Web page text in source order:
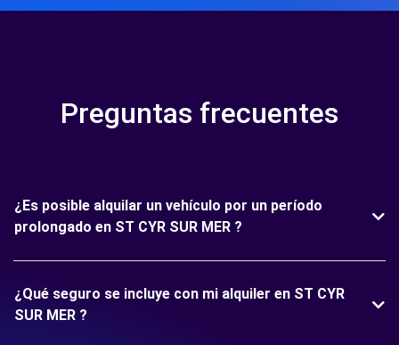
Preguntas frecuentes
¿Es posible alquilar un vehículo por un período
prolongado en ST CYR SUR MER ?
¿Qué seguro se incluye con mi alquiler en ST CYR
SUR MER ?